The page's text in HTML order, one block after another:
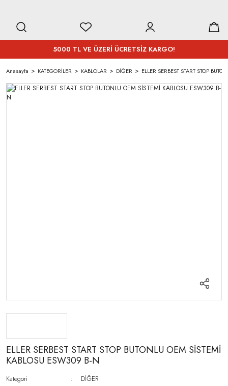
5000 TL VE ÜZERİ ÜCRETSİZ KARGO!
Anasayfa KATEGORİLER KABLOLAR DİĞER ELLER SERBEST START STOP
ELLER SERBEST START STOP BUTONLU OEM SİSTEMİ
KABLOSU ESW309 B-N
Kategori
DİĞER